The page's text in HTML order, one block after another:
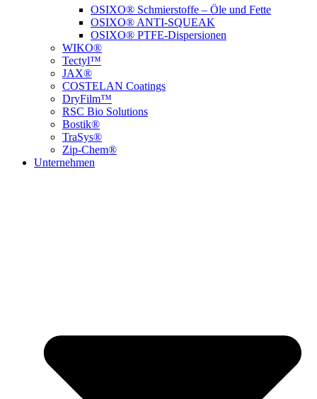
OSIXO® Schmierstoffe – Öle und Fette
OSIXO® ANTI-SQUEAK
OSIXO® PTFE-Dispersionen
WIKO®
Tectyl™
JAX®
COSTELAN Coatings
DryFilm™
RSC Bio Solutions
Bostik®
TraSys®
Zip-Chem®
Unternehmen